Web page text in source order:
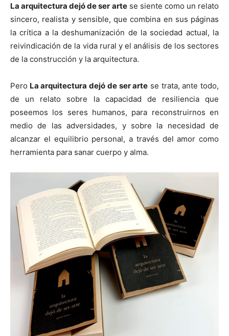
La arquitectura dejó de ser artese siente como un relato
sincero, realista y sensible, que combina en sus páginas
la crítica a la deshumanización de la sociedad actual, la
reivindicación de la vida rural y el análisis de los sectores
de la construcción y la arquitectura.
Pero La arquitectura dejó de ser arte se trata, ante todo,
de un relato sobre la capacidad de resiliencia que
poseemos los seres humanos, para reconstruirnos en
medio de las adversidades, y sobre la necesidad de
alcanzar el equilibrio personal, a través del amor como
herramienta para sanar cuerpo y alma.